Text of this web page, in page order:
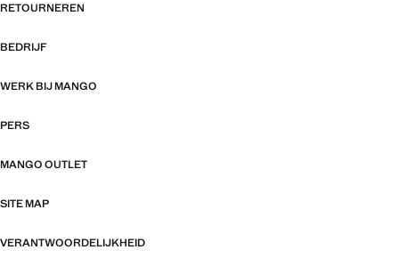
RETOURNEREN
BEDRIJF
WERK BIJ MANGO
PERS
MANGO OUTLET
SITE MAP
VERANTWOORDELIJKHEID